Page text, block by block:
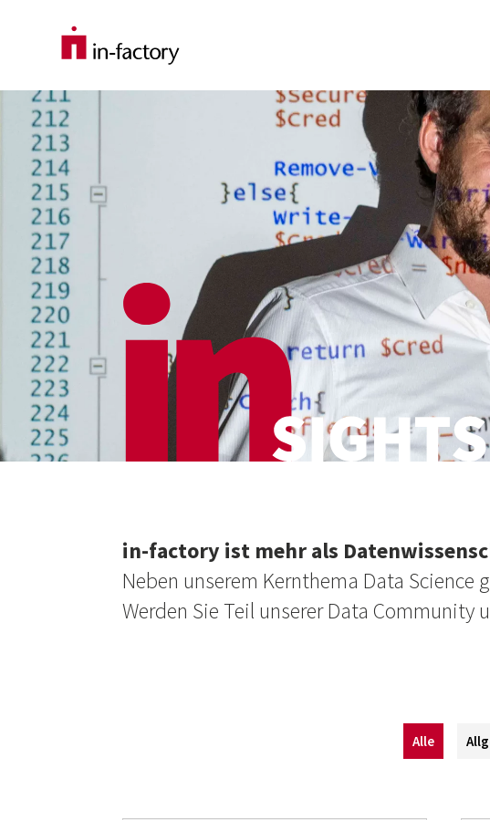
in-factory ist mehr als
Neben unserem Kernthema Data Science
Werden Sie Teil unserer Data Community
Alle